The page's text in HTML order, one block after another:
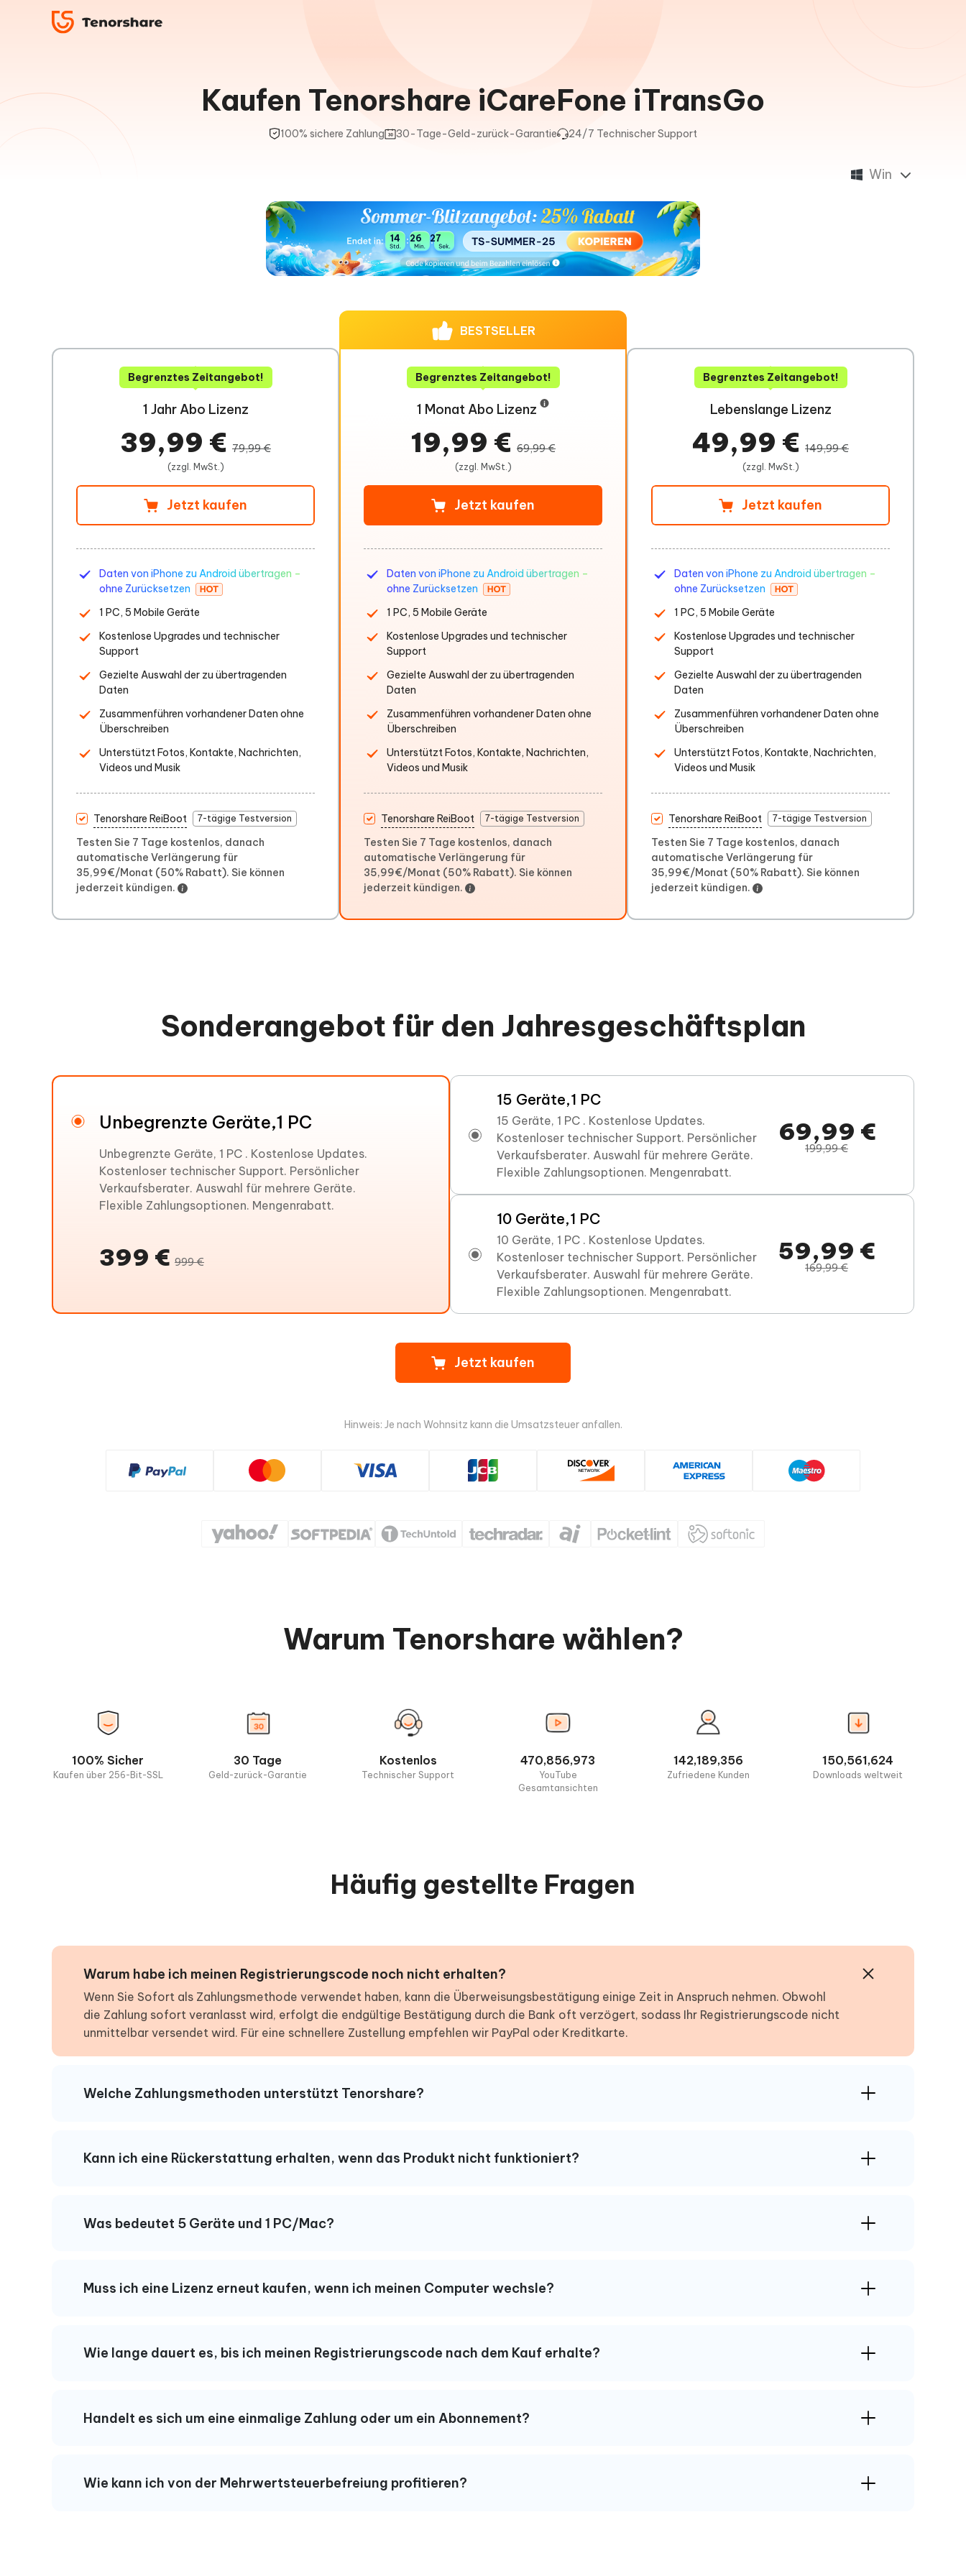
Kaufen Tenorshare iCareFone iTransGo
100% sichere Zahlung 30-Tage-Geld-zurück-Garantie 24/7 Technischer Support
Win
14 26 26
Begrenztes Zeitangebot!
1 Jahr Abo Lizenz
39,99 € 79,99 €
(zzgl. MwSt.)
Jetzt kaufen
Daten von iPhone zu Android übertragen –
ohne Zurücksetzen
1 PC, 5 Mobile Geräte
Kostenlose Upgrades und technischer
Support
Gezielte Auswahl der zu übertragenden
Daten
Zusammenführen vorhandener Daten ohne
Überschreiben
Unterstützt Fotos, Kontakte, Nachrichten,
Videos und Musik
Tenorshare ReiBoot 7-tägige Testversion
Testen Sie 7 Tage kostenlos, danach
automatische Verlängerung für
35,99€/Monat (50% Rabatt). Sie können
jederzeit kündigen.
BESTSELLER
Begrenztes Zeitangebot!
1 Monat Abo Lizenz
19,99 € 69,99 €
(zzgl. MwSt.)
Jetzt kaufen
Daten von iPhone zu Android übertragen –
ohne Zurücksetzen
1 PC, 5 Mobile Geräte
Kostenlose Upgrades und technischer
Support
Gezielte Auswahl der zu übertragenden
Daten
Zusammenführen vorhandener Daten ohne
Überschreiben
Unterstützt Fotos, Kontakte, Nachrichten,
Videos und Musik
Tenorshare ReiBoot 7-tägige Testversion
Testen Sie 7 Tage kostenlos, danach
automatische Verlängerung für
35,99€/Monat (50% Rabatt). Sie können
jederzeit kündigen.
Begrenztes Zeitangebot!
Lebenslange Lizenz
49,99 € 149,99 €
(zzgl. MwSt.)
Jetzt kaufen
Daten von iPhone zu Android übertragen –
ohne Zurücksetzen
1 PC, 5 Mobile Geräte
Kostenlose Upgrades und technischer
Support
Gezielte Auswahl der zu übertragenden
Daten
Zusammenführen vorhandener Daten ohne
Überschreiben
Unterstützt Fotos, Kontakte, Nachrichten,
Videos und Musik
Tenorshare ReiBoot 7-tägige Testversion
Testen Sie 7 Tage kostenlos, danach
automatische Verlängerung für
35,99€/Monat (50% Rabatt). Sie können
jederzeit kündigen.
Sonderangebot für den Jahresgeschäftsplan
Unbegrenzte Geräte,1 PC
Unbegrenzte Geräte, 1 PC . Kostenlose Updates.
Kostenloser technischer Support. Persönlicher
Verkaufsberater. Auswahl für mehrere Geräte.
Flexible Zahlungsoptionen. Mengenrabatt.
399 € 999 €
15 Geräte,1 PC
15 Geräte, 1 PC . Kostenlose Updates.
Kostenloser technischer Support. Persönlicher
Verkaufsberater. Auswahl für mehrere Geräte.
Flexible Zahlungsoptionen. Mengenrabatt.
69,99 €
199,99 €
10 Geräte,1 PC
10 Geräte, 1 PC . Kostenlose Updates.
Kostenloser technischer Support. Persönlicher
Verkaufsberater. Auswahl für mehrere Geräte.
Flexible Zahlungsoptionen. Mengenrabatt.
59,99 €
169,99 €
Jetzt kaufen
Hinweis: Je nach Wohnsitz kann die Umsatzsteuer anfallen.
Warum Tenorshare wählen?
100% Sicher
Kaufen über 256-Bit-SSL
30 Tage
Geld-zurück-Garantie
Kostenlos
Technischer Support
470,856,973
YouTube
Gesamtansichten
142,189,356
Zufriedene Kunden
150,561,624
Downloads weltweit
Häufig gestellte Fragen
Warum habe ich meinen Registrierungscode noch nicht erhalten?
Wenn Sie Sofort als Zahlungsmethode verwendet haben, kann die Überweisungsbestätigung einige Zeit in Anspruch nehmen. Obwohl
die Zahlung sofort veranlasst wird, erfolgt die endgültige Bestätigung durch die Bank oft verzögert, sodass Ihr Registrierungscode nicht
unmittelbar versendet wird. Für eine schnellere Zustellung empfehlen wir PayPal oder Kreditkarte.
Welche Zahlungsmethoden unterstützt Tenorshare?
Kann ich eine Rückerstattung erhalten, wenn das Produkt nicht funktioniert?
Was bedeutet 5 Geräte und 1 PC/Mac?
Muss ich eine Lizenz erneut kaufen, wenn ich meinen Computer wechsle?
Wie lange dauert es, bis ich meinen Registrierungscode nach dem Kauf erhalte?
Handelt es sich um eine einmalige Zahlung oder um ein Abonnement?
Wie kann ich von der Mehrwertsteuerbefreiung profitieren?